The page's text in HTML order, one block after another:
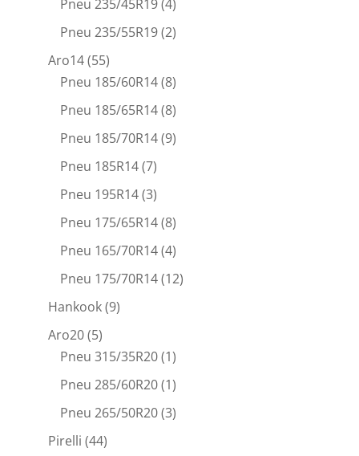
Pneu 235/45R19(4)
Pneu 235/55R19(2)
Aro14(55)
Pneu 185/60R14(8)
Pneu 185/65R14(8)
Pneu 185/70R14(9)
Pneu 185R14(7)
Pneu 195R14(3)
Pneu 175/65R14(8)
Pneu 165/70R14(4)
Pneu 175/70R14(12)
Hankook(9)
Aro20(5)
Pneu 315/35R20(1)
Pneu 285/60R20(1)
Pneu 265/50R20(3)
Pirelli (44)